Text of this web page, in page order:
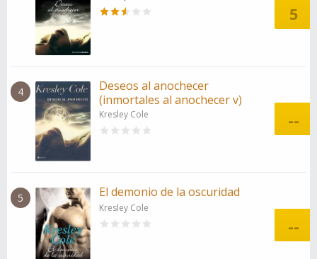
5
4
Deseos al anochecer
(inmortales al anochecer v)
Kresley Cole --
5 El demonio de la oscuridad
Kresley Cole
--